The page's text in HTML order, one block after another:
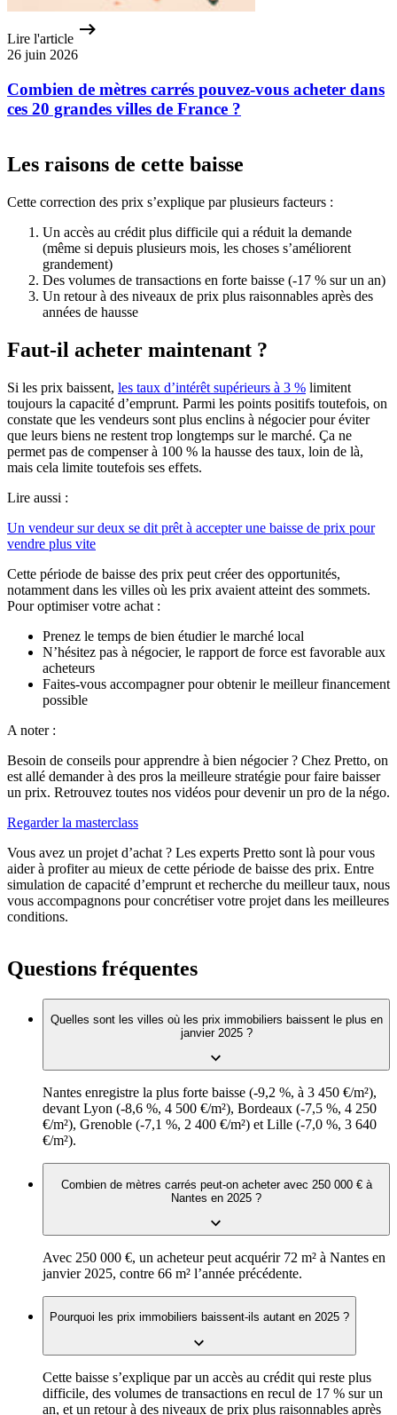
Lire l'article
26 juin 2026
Combien de mètres carrés pouvez-vous acheter dans
ces 20 grandes villes de France ?
Les raisons de cette baisse
Cette correction des prix s’explique par plusieurs facteurs :
Un accès au crédit plus difficile qui a réduit la demande
(même si depuis plusieurs mois, les choses s’améliorent
grandement)
Des volumes de transactions en forte baisse (-17 % sur un an)
Un retour à des niveaux de prix plus raisonnables après des
années de hausse
Faut-il acheter maintenant ?
Si les prix baissent, les taux d’intérêt supérieurs à 3 % limitent
toujours la capacité d’emprunt. Parmi les points positifs toutefois, on
constate que les vendeurs sont plus enclins à négocier pour éviter
que leurs biens ne restent trop longtemps sur le marché. Ça ne
permet pas de compenser à 100 % la hausse des taux, loin de là,
mais cela limite toutefois ses effets.
Lire aussi :
Un vendeur sur deux se dit prêt à accepter une baisse de prix pour
vendre plus vite
Cette période de baisse des prix peut créer des opportunités,
notamment dans les villes où les prix avaient atteint des sommets.
Pour optimiser votre achat :
Prenez le temps de bien étudier le marché local
N’hésitez pas à négocier, le rapport de force est favorable aux
acheteurs
Faites-vous accompagner pour obtenir le meilleur financement
possible
A noter :
Besoin de conseils pour apprendre à bien négocier ? Chez Pretto, on
est allé demander à des pros la meilleure stratégie pour faire baisser
un prix. Retrouvez toutes nos vidéos pour devenir un pro de la négo.
Regarder la masterclass
Vous avez un projet d’achat ? Les experts Pretto sont là pour vous
aider à profiter au mieux de cette période de baisse des prix. Entre
simulation de capacité d’emprunt et recherche du meilleur taux, nous
vous accompagnons pour concrétiser votre projet dans les meilleures
conditions.
Questions fréquentes
Quelles sont les villes où les prix immobiliers baissent le plus en
janvier 2025 ?
Nantes enregistre la plus forte baisse (-9,2 %, à 3 450 €/m²),
devant Lyon (-8,6 %, 4 500 €/m²), Bordeaux (-7,5 %, 4 250
€/m²), Grenoble (-7,1 %, 2 400 €/m²) et Lille (-7,0 %, 3 640
€/m²).
Combien de mètres carrés peut-on acheter avec 250 000 € à
Nantes en 2025 ?
Avec 250 000 €, un acheteur peut acquérir 72 m² à Nantes en
janvier 2025, contre 66 m² l’année précédente.
Pourquoi les prix immobiliers baissent-ils autant en 2025 ?
Cette baisse s’explique par un accès au crédit qui reste plus
difficile, des volumes de transactions en recul de 17 % sur un
an, et un retour à des niveaux de prix plus raisonnables après